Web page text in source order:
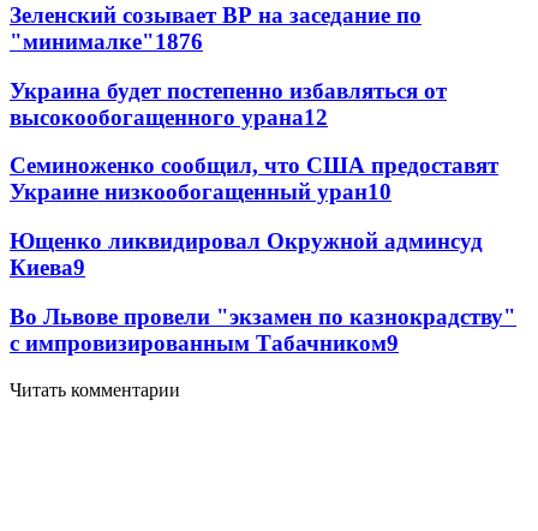
Зеленский созывает ВР на заседание по
"минималке"1876
Украина будет постепенно избавляться от
высокообогащенного урана12
Семиноженко сообщил, что США предоставят
Украине низкообогащенный уран10
Ющенко ликвидировал Окружной админсуд
Киева9
Во Львове провели "экзамен по казнокрадству"
с импровизированным Табачником9
Читать комментарии